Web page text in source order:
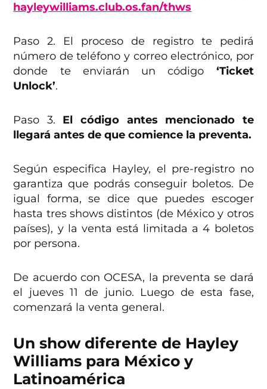
hayleywilliams.club.os.fan/thws
Paso 2. El proceso de registro te pedirá
número de teléfono y correo electrónico, por
donde te enviarán un código ‘Ticket
Unlock’.
Paso 3. El código antes mencionado te
llegará antes de que comience la preventa.
Según especifica Hayley, el pre-registro no
garantiza que podrás conseguir boletos. De
igual forma, se dice que puedes escoger
hasta tres shows distintos (de México y otros
países), y la venta está limitada a 4 boletos
por persona.
De acuerdo con OCESA, la preventa se dará
el jueves 11 de junio. Luego de esta fase,
comenzará la venta general.
Un show diferente de Hayley
Williams para México y
Latinoamérica